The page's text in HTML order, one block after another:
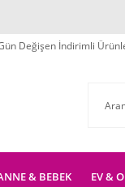
Değişen İndirimli
& BEBEK EV &